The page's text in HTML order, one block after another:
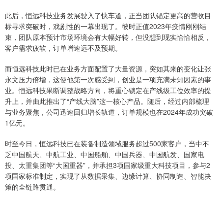
此后，恒远科技业务发展驶入了快车道，正当团队锚定更高的营收目
标寻求突破时，戏剧性的一幕出现了。彼时正值2023年疫情刚刚结
束，团队原本预计市场环境会有大幅好转，但没想到现实恰恰相反，
客户需求疲软，订单增速远不及预期。
而恒远科技此时已在业务方面配置了大量资源，突如其来的变化让张
永文压力倍增，这使他第一次感受到，创业是一项充满未知因素的事
业。恒远科技果断调整战略方向，将重心锁定在产线级工位效率的提
升上，并由此推出了“产线大脑”这一核心产品。随后，经过内部梳理
与业务聚焦，公司迅速回归增长轨道，订单规模也在2024年成功突破
1亿元。
时至今日，恒远科技已在装备制造领域服务超过500家客户，当中不
乏中国航天、中航工业、中国船舶、中国兵器、中国航发、国家电
投、太重集团等“大国重器”，并承担3项国家级重大科技项目，参与2
项国家标准制定，实现了从数据采集、边缘计算、协同制造、智能决
策的全链路贯通。